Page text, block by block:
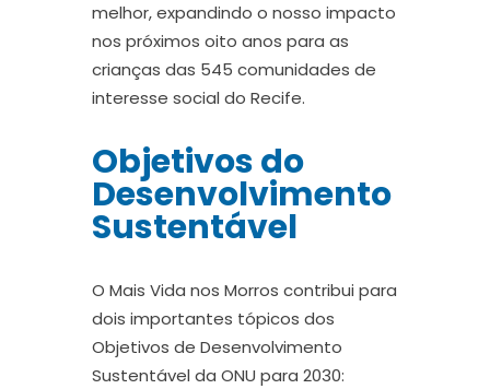
melhor, expandindo o nosso impacto
nos próximos oito anos para as
crianças das 545 comunidades de
interesse social do Recife.
Objetivos do
Desenvolvimento
Sustentável
O Mais Vida nos Morros contribui para
dois importantes tópicos dos
Objetivos de Desenvolvimento
Sustentável da ONU para 2030: